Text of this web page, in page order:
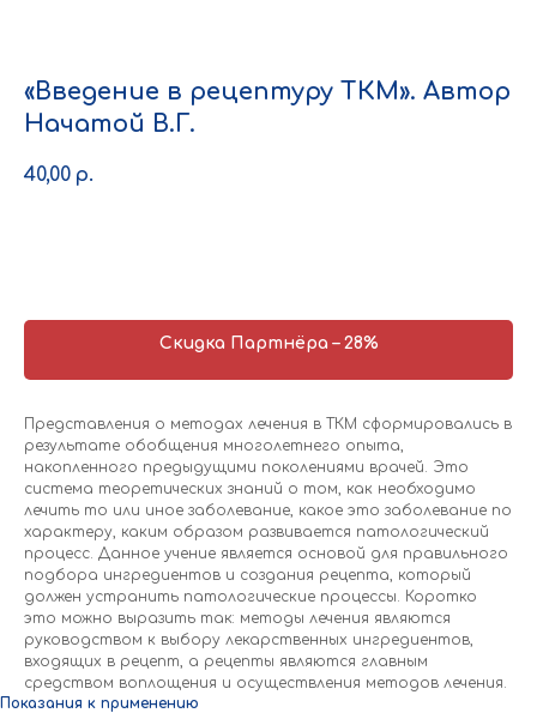
«Введение в рецептуру ТКМ». Автор
Начатой В.Г.
40,00 р.
Скидка Партнёра – 28%
Представления о методах лечения в ТКМ сформировались в
результате обобщения многолетнего опыта,
накопленного предыдущими поколениями врачей. Это
система теоретических знаний о том, как необходимо
лечить то или иное заболевание, какое это заболевание по
характеру, каким образом развивается патологический
процесс. Данное учение является основой для правильного
подбора ингредиентов и создания рецепта, который
должен устранить патологические процессы. Коротко
это можно выразить так: методы лечения являются
руководством к выбору лекарственных ингредиентов,
входящих в рецепт, а рецепты являются главным
средством воплощения и осуществления методов лечения.
Показания к применению